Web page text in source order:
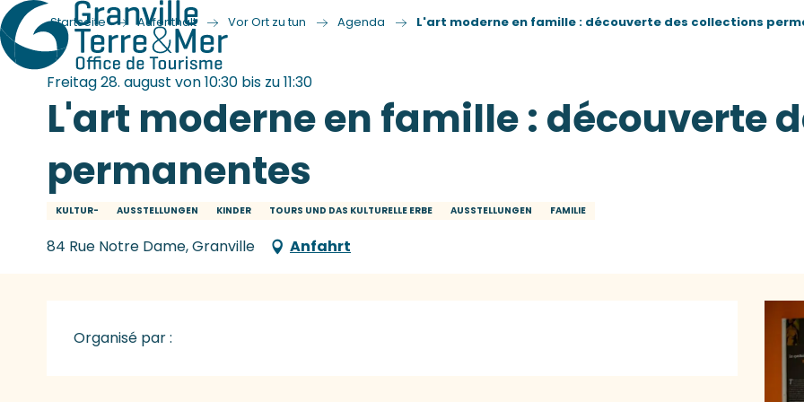
Startseite Aufenthalt Vor Ort zu tun Agenda L'art moderne en famille : découverte des collections
Freitag 28. august von 10:30 bis zu 11:30
L'art moderne en famille : découverte
permanentes
KULTUR- AUSSTELLUNGEN KINDER TOURS UND DAS KULTURELLE ERBE AUSSTELLUNGEN FAMILIE
84 Rue Notre Dame, Granville Anfahrt
Organisé par :